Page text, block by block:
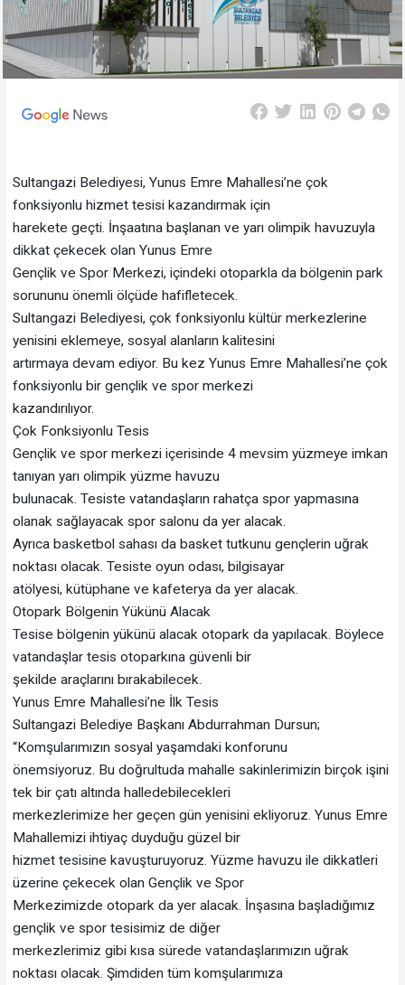
Sultangazi Belediyesi, Yunus Emre Mahallesi’ne çok
fonksiyonlu hizmet tesisi kazandırmak için
harekete geçti. İnşaatına başlanan ve yarı olimpik havuzuyla
dikkat çekecek olan Yunus Emre
Gençlik ve Spor Merkezi, içindeki otoparkla da bölgenin park
sorununu önemli ölçüde hafifletecek.
Sultangazi Belediyesi, çok fonksiyonlu kültür merkezlerine
yenisini eklemeye, sosyal alanların kalitesini
artırmaya devam ediyor. Bu kez Yunus Emre Mahallesi’ne çok
fonksiyonlu bir gençlik ve spor merkezi
kazandırılıyor.
Çok Fonksiyonlu Tesis
Gençlik ve spor merkezi içerisinde 4 mevsim yüzmeye imkan
tanıyan yarı olimpik yüzme havuzu
bulunacak. Tesiste vatandaşların rahatça spor yapmasına
olanak sağlayacak spor salonu da yer alacak.
Ayrıca basketbol sahası da basket tutkunu gençlerin uğrak
noktası olacak. Tesiste oyun odası, bilgisayar
atölyesi, kütüphane ve kafeterya da yer alacak.
Otopark Bölgenin Yükünü Alacak
Tesise bölgenin yükünü alacak otopark da yapılacak. Böylece
vatandaşlar tesis otoparkına güvenli bir
şekilde araçlarını bırakabilecek.
Yunus Emre Mahallesi’ne İlk Tesis
Sultangazi Belediye Başkanı Abdurrahman Dursun;
“Komşularımızın sosyal yaşamdaki konforunu
önemsiyoruz. Bu doğrultuda mahalle sakinlerimizin birçok işini
tek bir çatı altında halledebilecekleri
merkezlerimize her geçen gün yenisini ekliyoruz. Yunus Emre
Mahallemizi ihtiyaç duyduğu güzel bir
hizmet tesisine kavuşturuyoruz. Yüzme havuzu ile dikkatleri
üzerine çekecek olan Gençlik ve Spor
Merkezimizde otopark da yer alacak. İnşasına başladığımız
gençlik ve spor tesisimiz de diğer
merkezlerimiz gibi kısa sürede vatandaşlarımızın uğrak
noktası olacak. Şimdiden tüm komşularımıza